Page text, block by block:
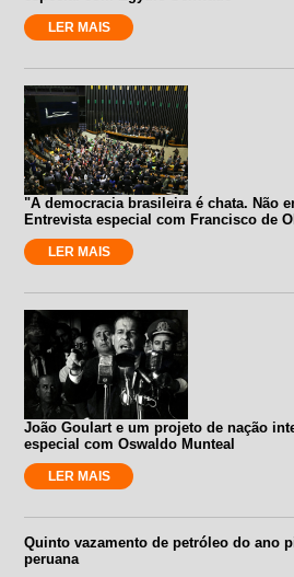
LER MAIS
"A democracia brasileira é chata. Não
Entrevista especial com Francisco de
LER MAIS
João Goulart e um projeto de nação
especial com Oswaldo Munteal
LER MAIS
Quinto vazamento de petróleo do ano
peruana